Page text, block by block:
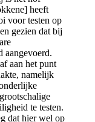
heeft
voor testen op
gezien dat bij
aangevoerd.
aan het punt
namelijk
te testen.
dat hier wel op